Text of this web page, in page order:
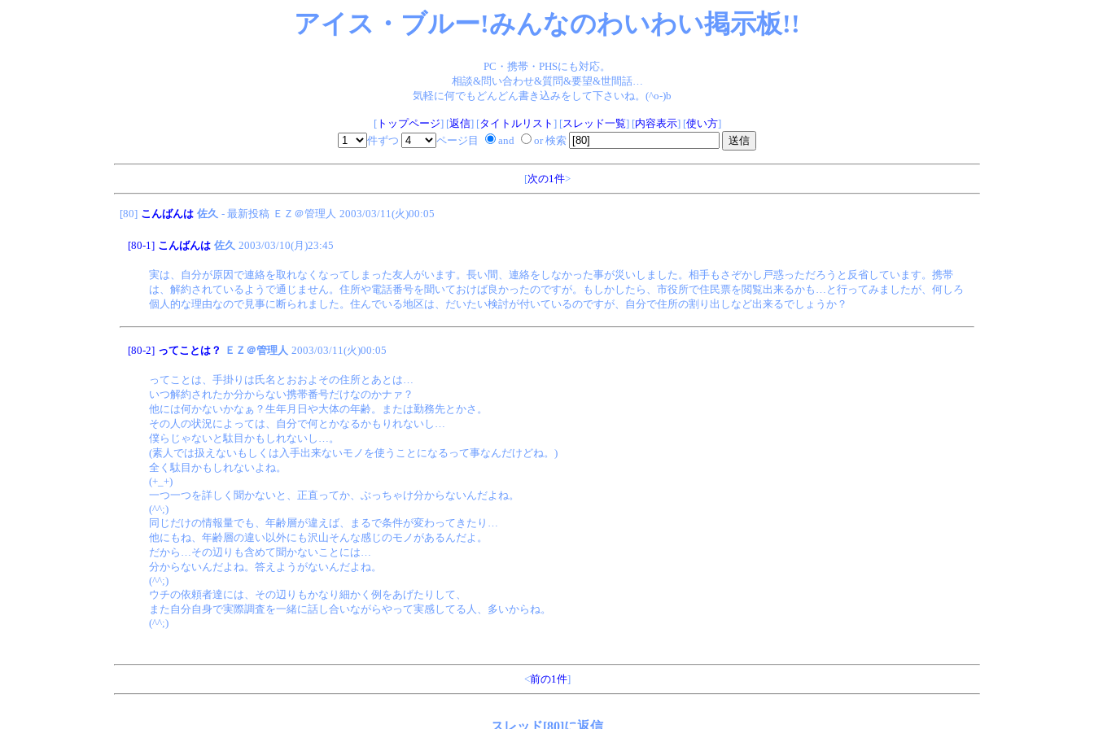
アイス・ブルー!みんなのわいわい掲示板!!
PC・携帯・PHSにも対応。
相談&問い合わせ&質問&要望&世間話…
気軽に何でもどんどん書き込みをして下さいね。(^o-)b
[トップページ] [返信] [タイトルリスト ] [スレッド一覧] [内容表示] [使い方]
件ずつ
ページ目 and or 検索
[次の1件>
[80] こんばんは 佐久 - 最新投稿 ＥＺ＠管理人 2003/03/11(火)00:05
[80-1] こんばんは 佐久 2003/03/10(月)23:45
実は、自分が原因で連絡を取れなくなってしまった友人がいます。長い間、連絡をしなかった事が災いしました。相手もさぞかし戸惑っただろうと反省しています。携帯
は、解約されているようで通じません。住所や電話番号を聞いておけば良かったのですが。もしかしたら、市役所で住民票を閲覧出来るかも…と行ってみましたが、何しろ
個人的な理由なので見事に断られました。住んでいる地区は、だいたい検討が付いているのですが、自分で住所の割り出しなど出来るでしょうか？
[80-2] ってことは？ ＥＺ＠管理人 2003/03/11(火)00:05
ってことは、手掛りは氏名とおおよその住所とあとは…
いつ解約されたか分からない携帯番号だけなのかナァ？
他には何かないかなぁ？生年月日や大体の年齢。または勤務先とかさ。
その人の状況によっては、自分で何とかなるかもりれないし…
僕らじゃないと駄目かもしれないし…。
(素人では扱えないもしくは入手出来ないモノを使うことになるって事なんだけどね。)
全く駄目かもしれないよね。
(+_+)
一つ一つを詳しく聞かないと、正直ってか、ぶっちゃけ分からないんだよね。
(^^;)
同じだけの情報量でも、年齢層が違えば、まるで条件が変わってきたり…
他にもね、年齢層の違い以外にも沢山そんな感じのモノがあるんだよ。
だから…その辺りも含めて聞かないことには…
分からないんだよね。答えようがないんだよね。
(^^;)
ウチの依頼者達には、その辺りもかなり細かく例をあげたりして、
また自分自身で実際調査を一緒に話し合いながらやって実感してる人、多いからね。
(^^;)
<前の1件]